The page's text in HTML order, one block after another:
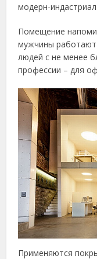
модерн-
Помещение
мужчины
людей с не менее
профессии – для
Применяются